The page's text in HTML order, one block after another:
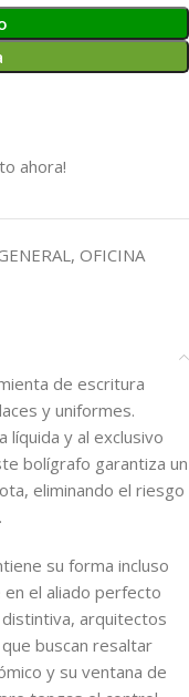
ahora!
, OFICINA
de escritura
y uniformes.
líquida y al exclusivo
bolígrafo garantiza un
eliminando el riesgo
su forma incluso
el aliado perfecto
arquitectos
buscan resaltar
y su ventana de